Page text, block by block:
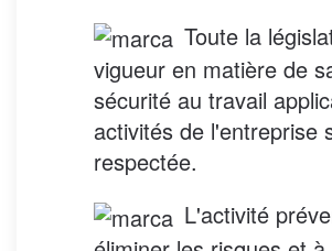
Toute la
vigueur en matière de
sécurité au travail
activités de l'entreprise
respectée.
L'activité